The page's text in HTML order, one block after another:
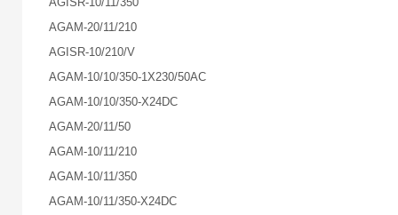
AGAM-20/11/210
AGISR-10/210/V
AGAM-10/10/350-1X230/50AC
AGAM-10/10/350-X24DC
AGAM-20/11/50
AGAM-10/11/210
AGAM-10/11/350
AGAM-10/11/350-X24DC